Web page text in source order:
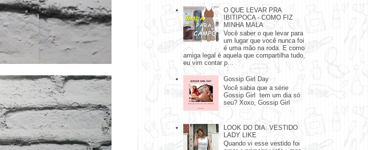
O QUE LEVAR PRA
IBITIPOCA - COMO FIZ
MINHA MALA
Você saber o que levar para
um lugar que você nunca foi
é uma mão na roda. E como
amiga legal é aquela que compartilha tudo,
eu vim contar p...
Gossip Girl Day
Você sabia que a série
Gossip Girl tem um dia só
seu? Xoxo, Gossip Girl
LOOK DO DIA: VESTIDO
LADY LIKE
Quando vi esse vestido foi